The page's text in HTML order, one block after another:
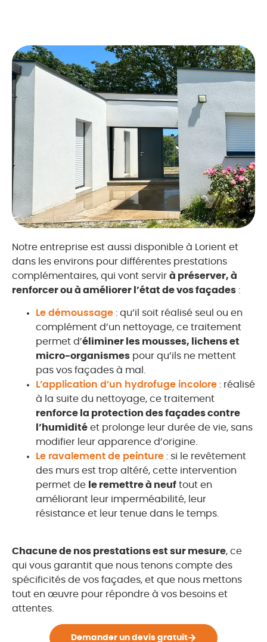
Notre entreprise est aussi disponible à Lorient et
dans les environs pour différentes prestations
complémentaires, qui vont servir à préserver, à
renforcer ou à améliorer l’état de vos façades :
Le démoussage : qu’il soit réalisé seul ou en
complément d’un nettoyage, ce traitement
permet d’éliminer les mousses, lichens et
micro-organismes pour qu’ils ne mettent
pas vos façades à mal.
L’application d’un hydrofuge incolore : réalisé
à la suite du nettoyage, ce traitement
renforce la protection des façades contre
l’humidité et prolonge leur durée de vie, sans
modifier leur apparence d’origine.
Le ravalement de peinture : si le revêtement
des murs est trop altéré, cette intervention
permet de le remettre à neuf tout en
améliorant leur imperméabilité, leur
résistance et leur tenue dans le temps.
Chacune de nos prestations est sur mesure, ce
qui vous garantit que nous tenons compte des
spécificités de vos façades, et que nous mettons
tout en œuvre pour répondre à vos besoins et
attentes.
Demander un devis gratuit